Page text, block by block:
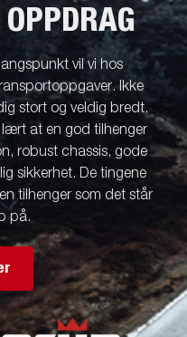
vil vi hos
Ikke
stort og veldig bredt.
lært at en god tilhenger
robust chassis, gode
sikkerhet. De tingene
tilhenger som det står
på.